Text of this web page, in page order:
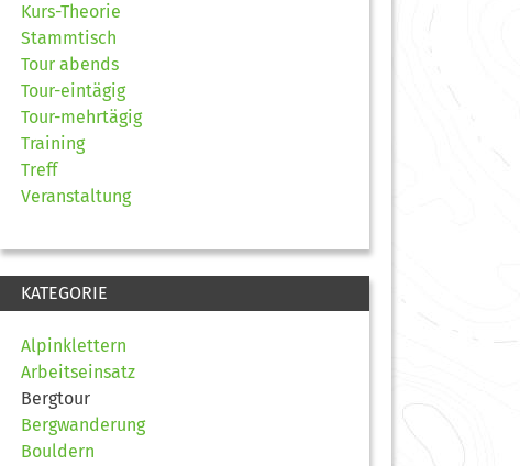
Kurs-Theorie
Stammtisch
Tour abends
Tour-eintägig
Tour-mehrtägig
Training
Treff
Veranstaltung
KATEGORIE
Alpinklettern
Arbeitseinsatz
Bergtour
Bergwanderung
Bouldern